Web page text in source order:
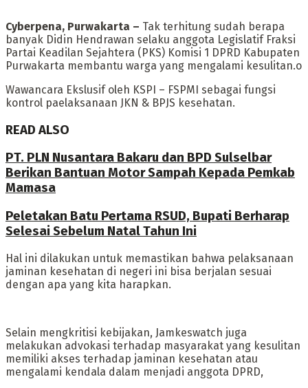
Cyberpena, Purwakarta – Tak terhitung sudah berapa
banyak Didin Hendrawan selaku anggota Legislatif Fraksi
Partai Keadilan Sejahtera (PKS) Komisi 1 DPRD Kabupaten
Purwakarta membantu warga yang mengalami kesulitan.o
Wawancara Ekslusif oleh KSPI – FSPMI sebagai fungsi
kontrol paelaksanaan JKN & BPJS kesehatan.
READ ALSO
PT. PLN Nusantara Bakaru dan BPD Sulselbar
Berikan Bantuan Motor Sampah Kepada Pemkab
Mamasa
Peletakan Batu Pertama RSUD, Bupati Berharap
Selesai Sebelum Natal Tahun Ini
Hal ini dilakukan untuk memastikan bahwa pelaksanaan
jaminan kesehatan di negeri ini bisa berjalan sesuai
dengan apa yang kita harapkan.
Selain mengkritisi kebijakan, Jamkeswatch juga
melakukan advokasi terhadap masyarakat yang kesulitan
memiliki akses terhadap jaminan kesehatan atau
mengalami kendala dalam menjadi anggota DPRD,